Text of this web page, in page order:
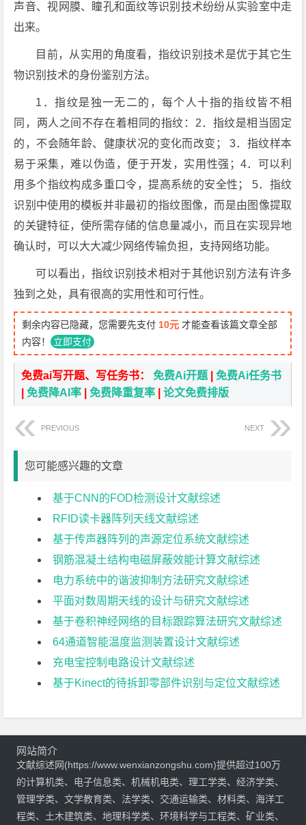
声音、视网膜、瞳孔和面纹等识别技术纷纷从实验室中走
出来。
目前，从实用的角度看，指纹识别技术是优于其它生
物识别技术的身份鉴别方法。
1．指纹是独一无二的，每个人十指的指纹皆不相
同，两人之间不存在着相同的指纹：2．指纹是相当固定
的，不会随年龄、健康状况的变化而改变； 3．指纹样本
易于采集，难以伪造，便于开发，实用性强；4．可以利
用多个指纹构成多重口令，提高系统的安全性； 5．指纹
识别中使用的模板并非最初的指纹图像，而是由图像提取
的关键特征，使所需存储的信息量减小，而且在实现异地
确认时，可以大大减少网络传输负担，支持网络功能。
可以看出，指纹识别技术相对于其他识别方法有许多
独到之处，具有很高的实用性和可行性。
剩余内容已隐藏，您需要先支付 10元 才能查看该篇文章全部
内容！ 立即支付
免费ai写开题、写任务书：免费Ai开题 |免费Ai任务书
|免费降AI率 |免费降重复率 |论文免费排版
PREVIOUS NEXT
您可能感兴趣的文章
基于CNN的FOD检测设计文献综述
RFID读卡器阵列天线文献综述
基于传声器阵列的声源定位系统文献综述
钢筋混凝土结构电磁屏蔽效能计算文献综述
电力系统中的谐波抑制方法研究文献综述
平面对数周期天线的设计与研究文献综述
基于卷积神经网络的目标跟踪算法研究文献综述
64通道智能温度监测装置设计文献综述
充电宝控制电路设计文献综述
基于Kinect的待拆卸零部件识别与定位文献综述
网站简介
文献综述网(https://www.wenxianzongshu.com)提供超过100万
的计算机类、电子信息类、机械机电类、理工学类、经济学类、
管理学类、文学教育类、法学类、交通运输类、材料类、海洋工
程类、土木建筑类、地理科学类、环境科学与工程类、矿业类、